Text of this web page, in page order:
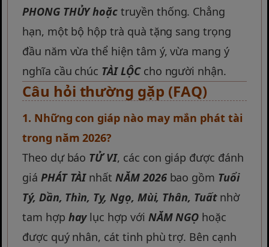
PHONG THỦY hoặc truyền thống. Chẳng
hạn, một bộ hộp trà quà tặng sang trọng
đầu năm vừa thể hiện tâm ý, vừa mang ý
nghĩa cầu chúc TÀI LỘCcho người nhận.
Câu hỏi thường gặp (FAQ)
1. Những con giáp nào may mắn phát tài
trong năm 2026?
Theo dự báo TỬ VI, các con giáp được đánh
giá PHÁT TÀInhấtNĂM 2026bao gồm Tuổi
Tý, Dần, Thìn, Tỵ, Ngọ, Mùi, Thân, Tuấtnhờ
tam hợp haylục hợp với NĂM NGỌ hoặc
được quý nhân, cát tinh phù trợ. Bên cạnh